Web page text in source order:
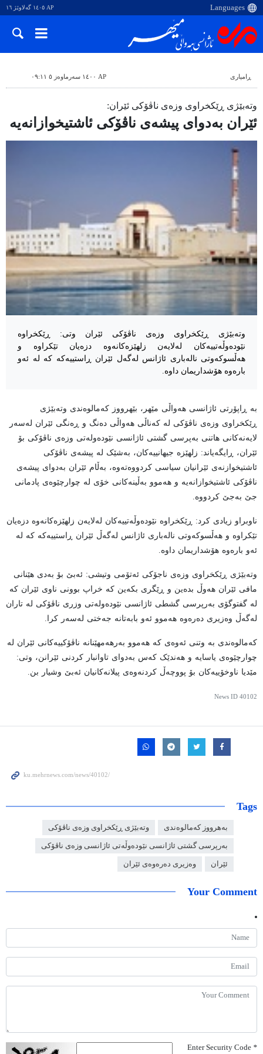
AP ١٤٠٥ گەلاوێژ ١٦
ڕامیاری AP ١٤٠٠ سەرماوەز ٥ ٠٩:١١
وتەبێژی ڕێکخراوی وزەی ناڤۆکی ئێران:
ئێران بەدوای پیشەی ناڤۆکی ئاشتیخوازانەیە
وتەبێژی ڕێکخراوی وزەی ناڤۆکی ئێران وتی: ڕێکخراوە
نێودەوڵەتییەکان لەلایەن زلهێزەکانەوە دزەیان تێکراوە و
هەڵسوکەوتی نالەباری ئاژانس لەگەل ئێران ڕاستییەکە کە لە ئەو
بارەوە هۆشداریمان داوە.
بە ڕاپۆرتی ئاژانسی هەواڵی مێهر، بێهرووز کەمالوەندی وتەبێژی
ڕێکخراوی وزەی ناڤۆکی لە کەناڵی هەواڵی دەنگ و ڕەنگی ئێران لەسەر
لایەنەکانی هاتنی بەپرسی گشتی ئاژانسی نێودەولەتی وزەی ناڤۆکی بۆ
ئێران، ڕایگەیاند: زلهێزە جیهانییەکان، بەشێک لە پیشەی ناڤۆکی
ئاشتیخوازنەی ئێرانیان سیاسی کردووەتەوە، بەڵام ئێران بەدوای پیشەی
ناڤۆکی ئاشتیخوازانەیە و هەموو بەڵینەکانی خۆی لە چوارچێوەی پادمانی
جێ بەجێ کردووە.
ناوبراو زیادی کرد: ڕێکخراوە نێودەوڵەتییەکان لەلایەن زلهێزەکانەوە دزەیان
تێکراوە و هەڵسوکەوتی نالەباری ئاژانس لەگەڵ ئێران ڕاستییەکە کە لە
ئەو بارەوە هۆشداریمان داوە.
وتەبێژی ڕێکخراوی وزەی ناجۆکی ئەتۆمی وتیشی: ئەبێ بۆ بەدی هێنانی
مافی ئێران هەوڵ بدەین و ڕێگری بکەین کە خراپ بوونی ناوی ئێران کە
لە گفتوگۆی بەرپرسی گشطی ئاژانسی نێودەولەتی وزری ناڤۆکی لە تاران
لەگەڵ وەزیری دەرەوە هەموو ئەو بابەتانە جەختی لەسەر کرا.
کەمالوەندی بە وتنی ئەوەی کە هەموو بەرهەمهێنانە ناڤۆکییەکانی ئێران لە
چوارچێوەی یاسایە و هەندێک کەس بەدوای تاوانبار کردنی ئێرانن، وتی:
مێدیا ناوخۆییەکان بۆ پووچەڵ کردنەوەی پیلانەکانیان ئەبێ وشیار بن.
News ID 40102
Tags
بەهرووز کەمالوەندی وتەبێژی ڕێکخراوی وزەی ناڤۆکی
بەرپرسی گشتی ئاژانسی نێودەوڵەتی ئاژانسی وزەی ناڤۆکی
ئێران وەزیری دەرەوەی ئێران
Your Comment
*